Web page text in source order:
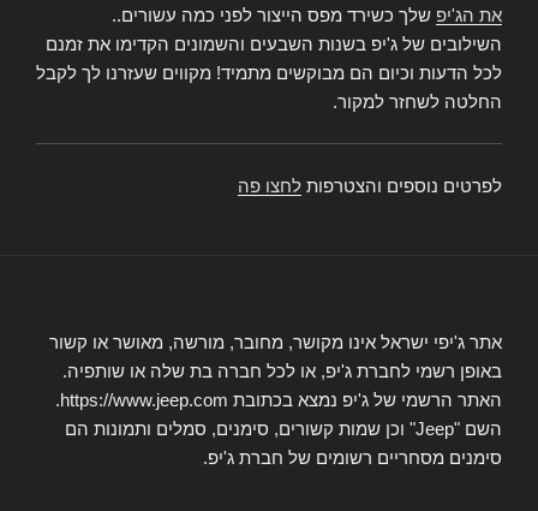
את הג'יפ שלך כשירד מפס הייצור לפני כמה עשורים..
השילובים של ג'יפ בשנות השבעים והשמונים הקדימו את זמנם
לכל הדעות וכיום הם מבוקשים מתמיד! מקווים שעזרנו לך לקבל
החלטה לשחזר למקור.
לפרטים נוספים והצטרפות לחצו פה
אתר ג'יפי ישראל אינו מקושר, מחובר, מורשה, מאושר או קשור
באופן רשמי לחברת ג'יפ, או לכל חברה בת שלה או שותפיה.
האתר הרשמי של ג'יפ נמצא בכתובת https://www.jeep.com.
השם "Jeep" וכן שמות קשורים, סימנים, סמלים ותמונות הם
סימנים מסחריים רשומים של חברת ג'יפ.